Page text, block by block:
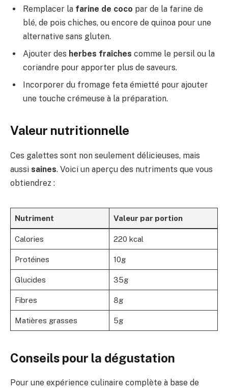
Remplacer la farine de coco par de la farine de
blé, de pois chiches, ou encore de quinoa pour une
alternative sans gluten.
Ajouter des herbes fraîches comme le persil ou la
coriandre pour apporter plus de saveurs.
Incorporer du fromage feta émietté pour ajouter
une touche crémeuse à la préparation.
Valeur nutritionnelle
Ces galettes sont non seulement délicieuses, mais
aussi saines. Voici un aperçu des nutriments que vous
obtiendrez :
Nutriment Valeur par portion
Calories 220 kcal
Protéines 10g
Glucides 35g
Fibres 8g
Matières grasses 5g
Conseils pour la dégustation
Pour une expérience culinaire complète à base de